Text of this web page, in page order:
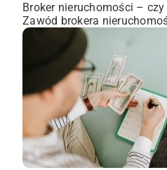
Broker nieruchomości –
Zawód brokera